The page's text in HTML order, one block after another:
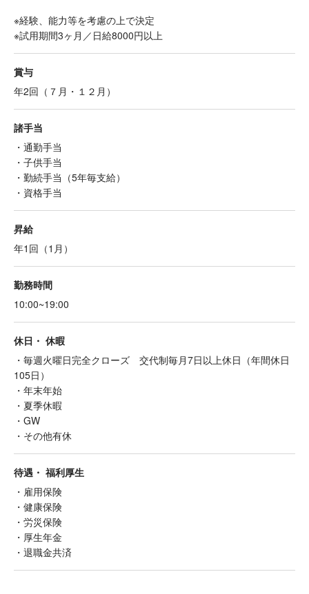
※経験、能力等を考慮の上で決定
※試用期間3ヶ月／日給8000円以上
賞与
年2回（７月・１２月）
諸手当
・通勤手当
・子供手当
・勤続手当（5年毎支給）
・資格手当
昇給
年1回（1月）
勤務時間
10:00~19:00
休日・ 休暇
・毎週火曜日完全クローズ 交代制毎月7日以上休日（年間休日
105日）
・年末年始
・夏季休暇
・GW
・その他有休
待遇・ 福利厚生
・雇用保険
・健康保険
・労災保険
・厚生年金
・退職金共済